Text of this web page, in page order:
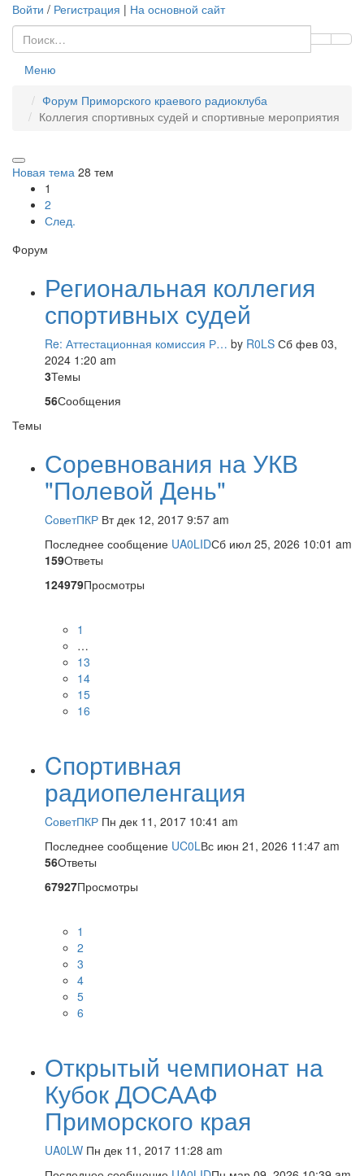
Войти / Регистрация | На основной сайт
Меню
Форум Приморского краевого радиоклуба
Коллегия спортивных судей и спортивные мероприятия
Новая тема 28 тем
1
2
След.
Форум
Региональная коллегия
спортивных судей
Re: Аттестационная комиссия Р… by R0LS Сб фев 03,
2024 1:20 am
3Темы
56Сообщения
Темы
Соревнования на УКВ
"Полевой День"
CоветПКР Вт дек 12, 2017 9:57 am
Последнее сообщение UA0LIDСб июл 25, 2026 10:01 am
159Ответы
124979Просмотры
1
…
13
14
15
16
Cпортивная
радиопеленгация
CоветПКР Пн дек 11, 2017 10:41 am
Последнее сообщение UC0LВс июн 21, 2026 11:47 am
56Ответы
67927Просмотры
1
2
3
4
5
6
Открытый чемпионат на
Кубок ДОСААФ
Приморского края
UA0LW Пн дек 11, 2017 11:28 am